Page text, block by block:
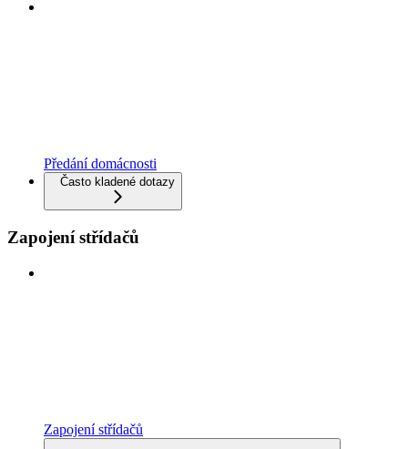
Předání domácnosti
Často kladené dotazy
Zapojení střídačů
Zapojení střídačů